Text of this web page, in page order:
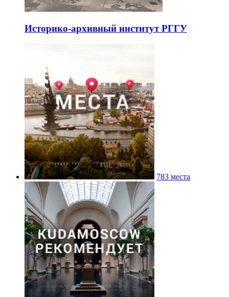
Историко-архивный институт РГГУ
783 места